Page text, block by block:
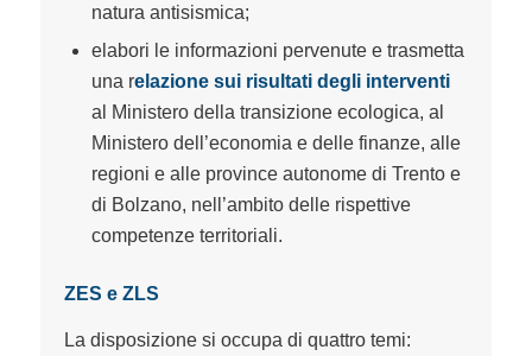
natura antisismica;
elabori le informazioni pervenute e trasmetta
una relazione sui risultati degli interventi
al Ministero della transizione ecologica, al
Ministero dell’economia e delle finanze, alle
regioni e alle province autonome di Trento e
di Bolzano, nell’ambito delle rispettive
competenze territoriali.
ZES e ZLS
La disposizione si occupa di quattro temi: